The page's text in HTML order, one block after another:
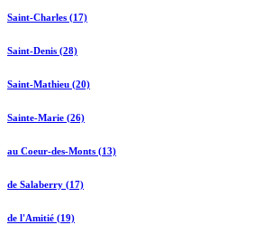
Saint-Charles (17)
Saint-Denis (28)
Saint-Mathieu (20)
Sainte-Marie (26)
au Coeur-des-Monts (13)
de Salaberry (17)
de l'Amitié (19)